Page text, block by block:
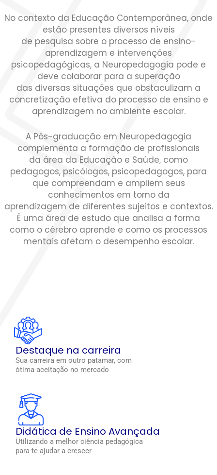
No contexto da Educação Contemporânea, onde
estão presentes diversos níveis
de pesquisa sobre o processo de ensino-
aprendizagem e intervenções
psicopedagógicas, a Neuropedagogia pode e
deve colaborar para a superação
das diversas situações que obstaculizam a
concretização efetiva do processo de ensino e
aprendizagem no ambiente escolar.
A Pós-graduação em Neuropedagogia
complementa a formação de profissionais
da área da Educação e Saúde, como
pedagogos, psicólogos, psicopedagogos, para
que compreendam e ampliem seus
conhecimentos em torno da
aprendizagem de diferentes sujeitos e contextos.
É uma área de estudo que analisa a forma
como o cérebro aprende e como os processos
mentais afetam o desempenho escolar.
Destaque na carreira
Sua carreira em outro patamar, com
ótima aceitação no mercado
Didática de Ensino Avançada
Utilizando a melhor ciência pedagógica
para te ajudar a crescer